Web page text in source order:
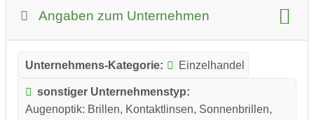
Angaben zum Unternehmen
Unternehmens-Kategorie: Einzelhandel
sonstiger Unternehmenstyp:
Augenoptik: Brillen, Kontaktlinsen, Sonnenbrillen,